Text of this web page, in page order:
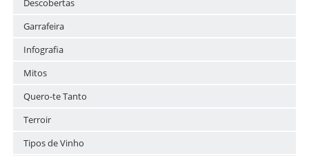
Descobertas
Garrafeira
Infografia
Mitos
Quero-te Tanto
Terroir
Tipos de Vinho